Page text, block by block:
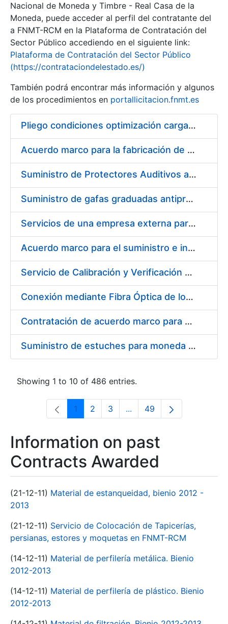
Show/Hide
Nacional de Moneda y Timbre - Real Casa de la
Moneda, puede acceder al perfil del contratante del
a FNMT-RCM en la Plataforma de Contratación del
Sector Público accediendo en el siguiente link:
Plataforma de Contratación del Sector Público
(https://contrataciondelestado.es/)
También podrá encontrar más información y algunos
de los procedimientos en portallicitacion.fnmt.es
Pliego condiciones optimización cargas compras firmado
Acuerdo marco para la fabricación de piezas
Suministro de Protectores Auditivos a medida para las personas trabajadoras de los Centros de Trabajo de Madrid y Burgos
Suministro de gafas graduadas antiproyecciones para los trabajadores de la FNMT-RCM en los centros de trabajo de Madrid y Burgos
Servicios de una empresa externa para el asesoramiento y resolución de los recursos de alzada que se presentan relacionados con procesos de selección para la FNMT-RCM
Acuerdo marco para el suministro e instalación de persianas, estores y otros complementos
Servicio de Calibración y Verificación Externa de los Equipos de Medición del Servicio de Prevención de la FNMT-RCM
Conexión mediante Fibra Óptica de los Centros de Proceso de Datos (CPDs) de las sedes de la FNMT-RCM de Burgos y Madrid
Contratación de acuerdo marco para el Suministro de Material de Electricidad para la Fábrica Nacional de Moneda y Timbre-Real Casa de la Moneda en su centro de trabajo de Burgos
Suministro de estuches para moneda de 30 €
Showing 1 to 10 of 486 entries.
Page
1 Page
2 Page
3 ...Intermediate Pages Use
Page
49
Information on past
Contracts Awarded
(21-12-11) Material de estanqueidad, bienio 2012 -
2013
(21-12-11) Servicio de Colocación de Tapicerías,
persianas, estores y moquetas en FNMT-RCM
(14-12-11) Material de perfilería metálica. Bienio
2012-2013
(14-12-11) Material de perfilería de plástico. Bienio
2012-2013